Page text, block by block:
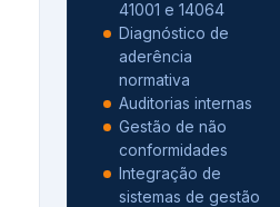
41001 e 14064
Diagnóstico de
aderência
normativa
Auditorias internas
Gestão de não
conformidades
Integração de
sistemas de gestão